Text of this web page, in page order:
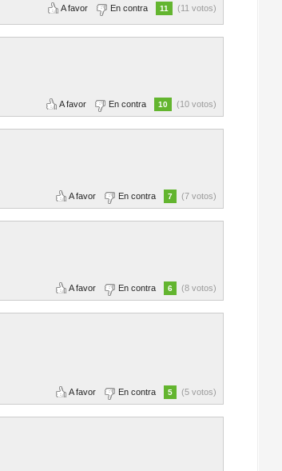
A favor En contra 11 (11 votos)
A favor En contra 10 (10 votos)
A favor En contra 7 (7 votos)
A favor En contra 6 (8 votos)
A favor En contra 5 (5 votos)